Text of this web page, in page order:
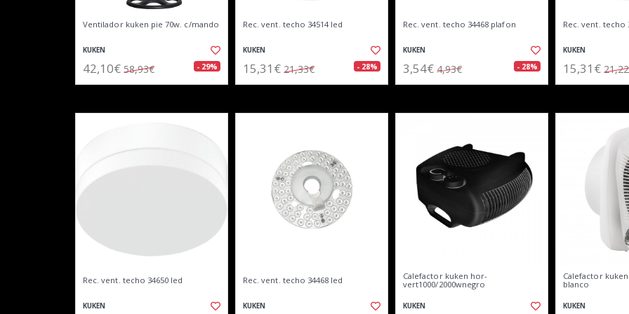
Ventilador kuken pie 70w. c/mando
KUKEN
42,10€ 58,93€ - 29%
Rec. vent. techo 34514 led
KUKEN
15,31€ 21,33€ - 28%
Rec. vent. techo 34468 plafon
KUKEN
3,54€ 4,93€ - 28%
Rec. vent. techo
KUKEN
15,31€
Rec. vent. techo 34650 led
KUKEN
Rec. vent. techo 34468 led
KUKEN
Calefactor kuken hor-
vert1000/2000wnegro
KUKEN
Calefactor
blanco
KUKEN